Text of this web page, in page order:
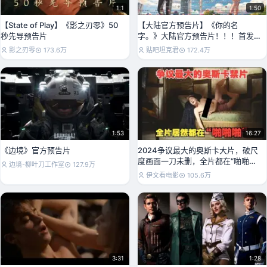
1:1
【State of Play】《影之刃零》50
秒先导预告片
影之刃零 173.6万
1:50
【大陆官方预告片】《你的名
字。》大陆官方预告片！！！首发
“初见版”预告！！！！
贴吧坦克君 172.4万
1:53
《边境》官方预告片
边境-柳叶刀工作室 127.9万
16:27
2024争议最大的奥斯卡大片，破尺
度画面一刀未删，全片都在“啪啪啪”
#可怜的东
伊文看电影 105.6万
3:31 1:28